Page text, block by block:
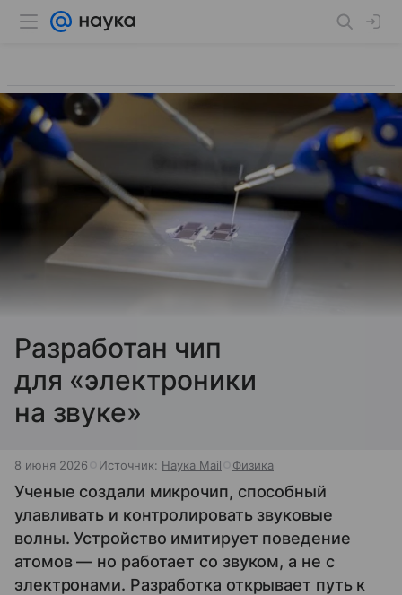
​​​​​​​Разработан чип
для «электроники
на звуке»
8 июня 2026 Источник: Наука Mail Физика
Ученые создали микрочип, способный
улавливать и контролировать звуковые
волны. Устройство имитирует поведение
атомов — но работает со звуком, а не с
электронами. Разработка открывает путь к